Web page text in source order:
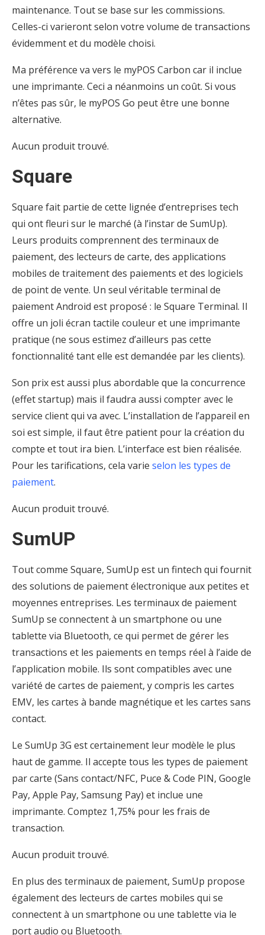
maintenance. Tout se base sur les commissions.
Celles-ci varieront selon votre volume de transactions
évidemment et du modèle choisi.
Ma préférence va vers le myPOS Carbon car il inclue
une imprimante. Ceci a néanmoins un coût. Si vous
n’êtes pas sûr, le myPOS Go peut être une bonne
alternative.
Aucun produit trouvé.
Square
Square fait partie de cette lignée d’entreprises tech
qui ont fleuri sur le marché (à l’instar de SumUp).
Leurs produits comprennent des terminaux de
paiement, des lecteurs de carte, des applications
mobiles de traitement des paiements et des logiciels
de point de vente. Un seul véritable terminal de
paiement Android est proposé : le Square Terminal. Il
offre un joli écran tactile couleur et une imprimante
pratique (ne sous estimez d’ailleurs pas cette
fonctionnalité tant elle est demandée par les clients).
Son prix est aussi plus abordable que la concurrence
(effet startup) mais il faudra aussi compter avec le
service client qui va avec. L’installation de l’appareil en
soi est simple, il faut être patient pour la création du
compte et tout ira bien. L’interface est bien réalisée.
Pour les tarifications, cela varie selon les types de
paiement.
Aucun produit trouvé.
SumUP
Tout comme Square, SumUp est un fintech qui fournit
des solutions de paiement électronique aux petites et
moyennes entreprises. Les terminaux de paiement
SumUp se connectent à un smartphone ou une
tablette via Bluetooth, ce qui permet de gérer les
transactions et les paiements en temps réel à l’aide de
l’application mobile. Ils sont compatibles avec une
variété de cartes de paiement, y compris les cartes
EMV, les cartes à bande magnétique et les cartes sans
contact.
Le SumUp 3G est certainement leur modèle le plus
haut de gamme. Il accepte tous les types de paiement
par carte (Sans contact/NFC, Puce & Code PIN, Google
Pay, Apple Pay, Samsung Pay) et inclue une
imprimante. Comptez 1,75% pour les frais de
transaction.
Aucun produit trouvé.
En plus des terminaux de paiement, SumUp propose
également des lecteurs de cartes mobiles qui se
connectent à un smartphone ou une tablette via le
port audio ou Bluetooth.